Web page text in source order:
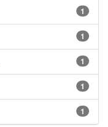
1
1
1
1
1